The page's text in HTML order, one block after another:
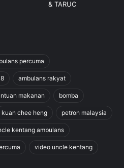
percuma
ambulans rakyat
makanan bomba
kuan chee heng petron malaysia
kentang ambulans
video uncle kentang